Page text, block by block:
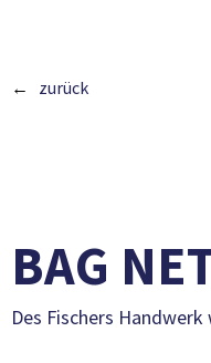
zurück
BAG
Des Fischers